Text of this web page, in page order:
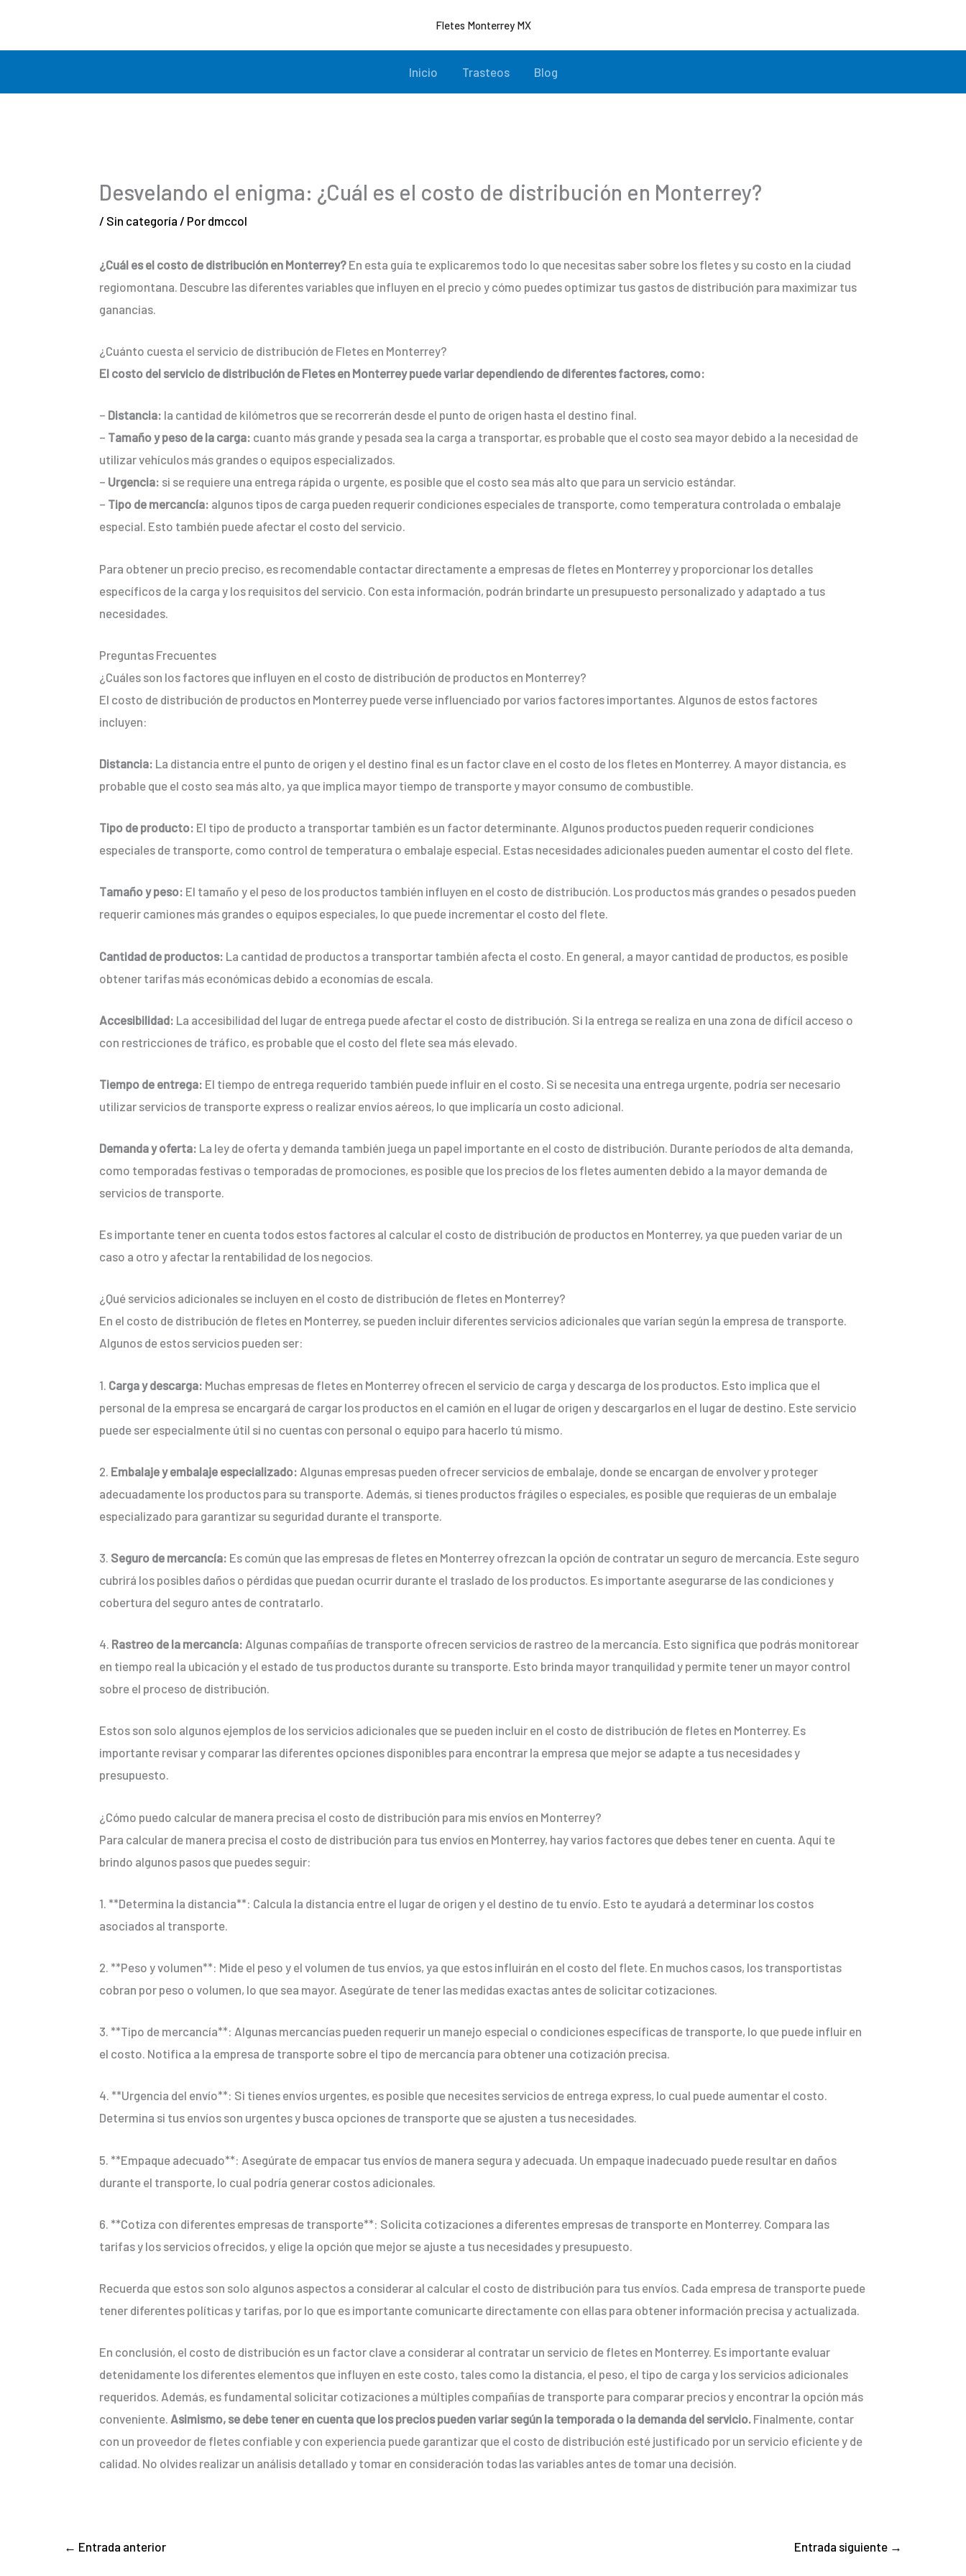
contenido
Fletes Monterrey MX
Inicio Trasteos Blog
Desvelando el enigma: ¿Cuál es el costo de distribución en Monterrey?
/ Sin categoría / Por dmccol
¿Cuál es el costo de distribución en Monterrey? En esta guía te explicaremos todo lo que necesitas saber sobre los fletes y su costo en la ciudad
regiomontana. Descubre las diferentes variables que influyen en el precio y cómo puedes optimizar tus gastos de distribución para maximizar tus
ganancias.
¿Cuánto cuesta el servicio de distribución de Fletes en Monterrey?
El costo del servicio de distribución de Fletes en Monterrey puede variar dependiendo de diferentes factores, como:
– Distancia: la cantidad de kilómetros que se recorrerán desde el punto de origen hasta el destino final.
– Tamaño y peso de la carga: cuanto más grande y pesada sea la carga a transportar, es probable que el costo sea mayor debido a la necesidad de
utilizar vehículos más grandes o equipos especializados.
– Urgencia: si se requiere una entrega rápida o urgente, es posible que el costo sea más alto que para un servicio estándar.
– Tipo de mercancía: algunos tipos de carga pueden requerir condiciones especiales de transporte, como temperatura controlada o embalaje
especial. Esto también puede afectar el costo del servicio.
Para obtener un precio preciso, es recomendable contactar directamente a empresas de fletes en Monterrey y proporcionar los detalles
específicos de la carga y los requisitos del servicio. Con esta información, podrán brindarte un presupuesto personalizado y adaptado a tus
necesidades.
Preguntas Frecuentes
¿Cuáles son los factores que influyen en el costo de distribución de productos en Monterrey?
El costo de distribución de productos en Monterrey puede verse influenciado por varios factores importantes. Algunos de estos factores
incluyen:
Distancia: La distancia entre el punto de origen y el destino final es un factor clave en el costo de los fletes en Monterrey. A mayor distancia, es
probable que el costo sea más alto, ya que implica mayor tiempo de transporte y mayor consumo de combustible.
Tipo de producto: El tipo de producto a transportar también es un factor determinante. Algunos productos pueden requerir condiciones
especiales de transporte, como control de temperatura o embalaje especial. Estas necesidades adicionales pueden aumentar el costo del flete.
Tamaño y peso: El tamaño y el peso de los productos también influyen en el costo de distribución. Los productos más grandes o pesados pueden
requerir camiones más grandes o equipos especiales, lo que puede incrementar el costo del flete.
Cantidad de productos: La cantidad de productos a transportar también afecta el costo. En general, a mayor cantidad de productos, es posible
obtener tarifas más económicas debido a economías de escala.
Accesibilidad: La accesibilidad del lugar de entrega puede afectar el costo de distribución. Si la entrega se realiza en una zona de difícil acceso o
con restricciones de tráfico, es probable que el costo del flete sea más elevado.
Tiempo de entrega: El tiempo de entrega requerido también puede influir en el costo. Si se necesita una entrega urgente, podría ser necesario
utilizar servicios de transporte express o realizar envíos aéreos, lo que implicaría un costo adicional.
Demanda y oferta: La ley de oferta y demanda también juega un papel importante en el costo de distribución. Durante períodos de alta demanda,
como temporadas festivas o temporadas de promociones, es posible que los precios de los fletes aumenten debido a la mayor demanda de
servicios de transporte.
Es importante tener en cuenta todos estos factores al calcular el costo de distribución de productos en Monterrey, ya que pueden variar de un
caso a otro y afectar la rentabilidad de los negocios.
¿Qué servicios adicionales se incluyen en el costo de distribución de fletes en Monterrey?
En el costo de distribución de fletes en Monterrey, se pueden incluir diferentes servicios adicionales que varían según la empresa de transporte.
Algunos de estos servicios pueden ser:
1. Carga y descarga: Muchas empresas de fletes en Monterrey ofrecen el servicio de carga y descarga de los productos. Esto implica que el
personal de la empresa se encargará de cargar los productos en el camión en el lugar de origen y descargarlos en el lugar de destino. Este servicio
puede ser especialmente útil si no cuentas con personal o equipo para hacerlo tú mismo.
2. Embalaje y embalaje especializado: Algunas empresas pueden ofrecer servicios de embalaje, donde se encargan de envolver y proteger
adecuadamente los productos para su transporte. Además, si tienes productos frágiles o especiales, es posible que requieras de un embalaje
especializado para garantizar su seguridad durante el transporte.
3. Seguro de mercancía: Es común que las empresas de fletes en Monterrey ofrezcan la opción de contratar un seguro de mercancía. Este seguro
cubrirá los posibles daños o pérdidas que puedan ocurrir durante el traslado de los productos. Es importante asegurarse de las condiciones y
cobertura del seguro antes de contratarlo.
4. Rastreo de la mercancía: Algunas compañías de transporte ofrecen servicios de rastreo de la mercancía. Esto significa que podrás monitorear
en tiempo real la ubicación y el estado de tus productos durante su transporte. Esto brinda mayor tranquilidad y permite tener un mayor control
sobre el proceso de distribución.
Estos son solo algunos ejemplos de los servicios adicionales que se pueden incluir en el costo de distribución de fletes en Monterrey. Es
importante revisar y comparar las diferentes opciones disponibles para encontrar la empresa que mejor se adapte a tus necesidades y
presupuesto.
¿Cómo puedo calcular de manera precisa el costo de distribución para mis envíos en Monterrey?
Para calcular de manera precisa el costo de distribución para tus envíos en Monterrey, hay varios factores que debes tener en cuenta. Aquí te
brindo algunos pasos que puedes seguir:
1. **Determina la distancia**: Calcula la distancia entre el lugar de origen y el destino de tu envío. Esto te ayudará a determinar los costos
asociados al transporte.
2. **Peso y volumen**: Mide el peso y el volumen de tus envíos, ya que estos influirán en el costo del flete. En muchos casos, los transportistas
cobran por peso o volumen, lo que sea mayor. Asegúrate de tener las medidas exactas antes de solicitar cotizaciones.
3. **Tipo de mercancía**: Algunas mercancías pueden requerir un manejo especial o condiciones específicas de transporte, lo que puede influir en
el costo. Notifica a la empresa de transporte sobre el tipo de mercancía para obtener una cotización precisa.
4. **Urgencia del envío**: Si tienes envíos urgentes, es posible que necesites servicios de entrega express, lo cual puede aumentar el costo.
Determina si tus envíos son urgentes y busca opciones de transporte que se ajusten a tus necesidades.
5. **Empaque adecuado**: Asegúrate de empacar tus envíos de manera segura y adecuada. Un empaque inadecuado puede resultar en daños
durante el transporte, lo cual podría generar costos adicionales.
6. **Cotiza con diferentes empresas de transporte**: Solicita cotizaciones a diferentes empresas de transporte en Monterrey. Compara las
tarifas y los servicios ofrecidos, y elige la opción que mejor se ajuste a tus necesidades y presupuesto.
Recuerda que estos son solo algunos aspectos a considerar al calcular el costo de distribución para tus envíos. Cada empresa de transporte puede
tener diferentes políticas y tarifas, por lo que es importante comunicarte directamente con ellas para obtener información precisa y actualizada.
En conclusión, el costo de distribución es un factor clave a considerar al contratar un servicio de fletes en Monterrey. Es importante evaluar
detenidamente los diferentes elementos que influyen en este costo, tales como la distancia, el peso, el tipo de carga y los servicios adicionales
requeridos. Además, es fundamental solicitar cotizaciones a múltiples compañías de transporte para comparar precios y encontrar la opción más
conveniente. Asimismo, se debe tener en cuenta que los precios pueden variar según la temporada o la demanda del servicio. Finalmente, contar
con un proveedor de fletes confiable y con experiencia puede garantizar que el costo de distribución esté justificado por un servicio eficiente y de
calidad. No olvides realizar un análisis detallado y tomar en consideración todas las variables antes de tomar una decisión.
← Entrada anterior Entrada siguiente →